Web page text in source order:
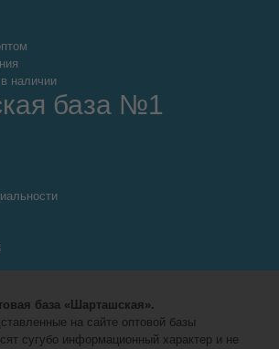
наличии
база №1
база «Шарташская».
на сайте оптовой базы
сугубо информационный характер и не